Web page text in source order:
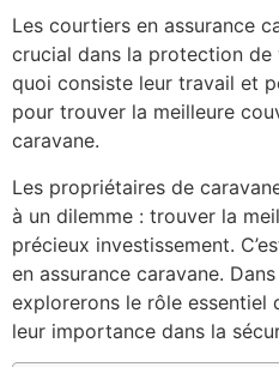
Les courtiers en assurance
crucial dans la protection
quoi consiste leur travail et
pour trouver la meilleure
caravane.
Les propriétaires de
à un dilemme : trouver la
précieux investissement.
en assurance caravane.
explorerons le rôle essentiel
leur importance dans la